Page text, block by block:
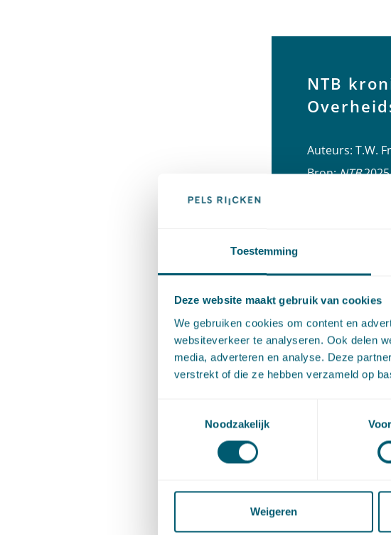
Toestemming
Deze website maakt gebruik van cookies
We gebruiken cookies om content en
websiteverkeer te analyseren. Ook delen
media, adverteren en analyse. Deze
verstrekt of die ze hebben verzameld op
Noodzakelijk
Weigeren
NTB
Auteurs: T.W.
Bron:NTB
Het artikel is ook in te
voor Bestuursrecht,
Contact